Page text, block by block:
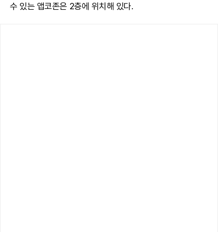
수 있는 앱코존은 2층에 위치해 있다.